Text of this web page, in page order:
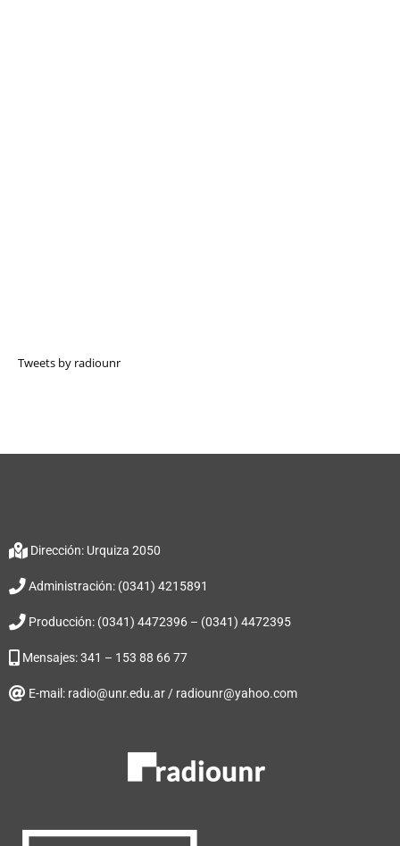
Tweets by radiounr
Dirección: Urquiza 2050
Administración: (0341) 4215891
Producción: (0341) 4472396 – (0341) 4472395
Mensajes: 341 – 153 88 66 77
E-mail: radio@unr.edu.ar / radiounr@yahoo.com